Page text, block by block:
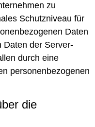
zu
Schutzniveau für
Daten
Daten der Server-
durch eine
personenbezogenen
die